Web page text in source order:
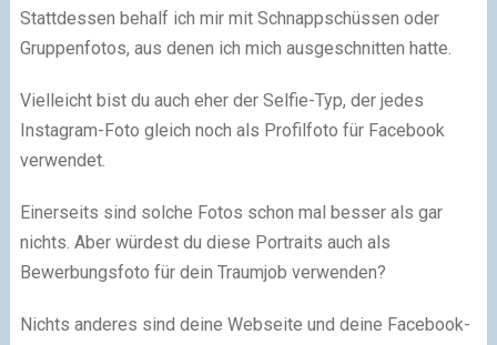
Stattdessen behalf ich mir mit Schnappschüssen oder
Gruppenfotos, aus denen ich mich ausgeschnitten hatte.
Vielleicht bist du auch eher der Selfie-Typ, der jedes
Instagram-Foto gleich noch als Profilfoto für Facebook
verwendet.
Einerseits sind solche Fotos schon mal besser als gar
nichts. Aber würdest du diese Portraits auch als
Bewerbungsfoto für dein Traumjob verwenden?
Nichts anderes sind deine Webseite und deine Facebook-